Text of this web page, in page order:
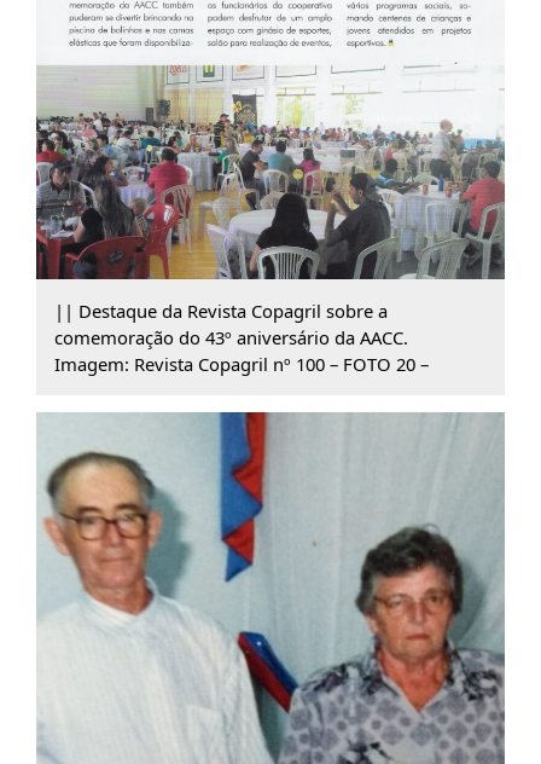
|| Destaque da Revista Copagril sobre a
comemoração do 43º aniversário da AACC.
Imagem: Revista Copagril nº 100 – FOTO 20 –